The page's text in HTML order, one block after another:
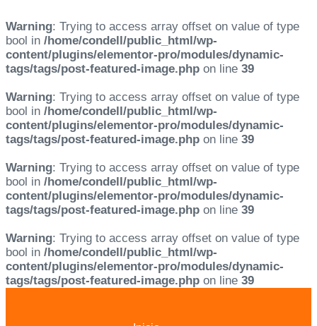
Warning: Trying to access array offset on value of type
bool in /home/condell/public_html/wp-
content/plugins/elementor-pro/modules/dynamic-
tags/tags/post-featured-image.php on line 39
Warning: Trying to access array offset on value of type
bool in /home/condell/public_html/wp-
content/plugins/elementor-pro/modules/dynamic-
tags/tags/post-featured-image.php on line 39
Warning: Trying to access array offset on value of type
bool in /home/condell/public_html/wp-
content/plugins/elementor-pro/modules/dynamic-
tags/tags/post-featured-image.php on line 39
Warning: Trying to access array offset on value of type
bool in /home/condell/public_html/wp-
content/plugins/elementor-pro/modules/dynamic-
tags/tags/post-featured-image.php on line 39